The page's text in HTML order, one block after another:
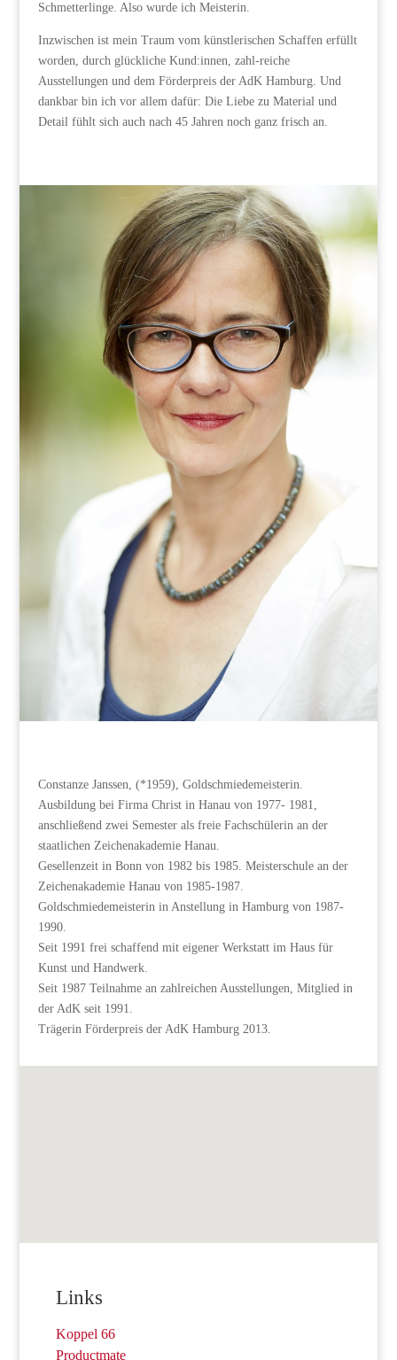
Schmetterlinge. Also wurde ich Meisterin.
Inzwischen ist mein Traum vom künstlerischen Schaffen erfüllt
worden, durch glückliche Kund:innen, zahl-reiche
Ausstellungen und dem Förderpreis der AdK Hamburg. Und
dankbar bin ich vor allem dafür: Die Liebe zu Material und
Detail fühlt sich auch nach 45 Jahren noch ganz frisch an.
Constanze Janssen, (*1959), Goldschmiedemeisterin.
Ausbildung bei Firma Christ in Hanau von 1977- 1981,
anschließend zwei Semester als freie Fachschülerin an der
staatlichen Zeichenakademie Hanau.
Gesellenzeit in Bonn von 1982 bis 1985. Meisterschule an der
Zeichenakademie Hanau von 1985-1987.
Goldschmiedemeisterin in Anstellung in Hamburg von 1987-
1990.
Seit 1991 frei schaffend mit eigener Werkstatt im Haus für
Kunst und Handwerk.
Seit 1987 Teilnahme an zahlreichen Ausstellungen, Mitglied in
der AdK seit 1991.
Trägerin Förderpreis der AdK Hamburg 2013.
Links
Koppel 66
Productmate